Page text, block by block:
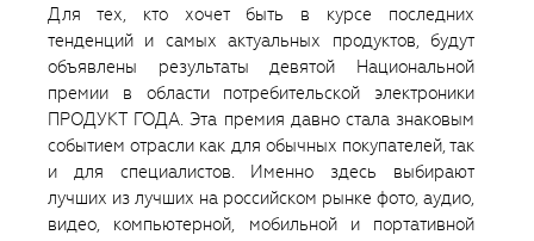
Для тех, кто хочет быть в курсе последних
тенденций и самых актуальных продуктов, будут
объявлены результаты девятой Национальной
премии в области потребительской электроники
ПРОДУКТ ГОДА. Эта премия давно стала знаковым
событием отрасли как для обычных покупателей, так
и для специалистов. Именно здесь выбирают
лучших из лучших на российском рынке фото, аудио,
видео, компьютерной, мобильной и портативной